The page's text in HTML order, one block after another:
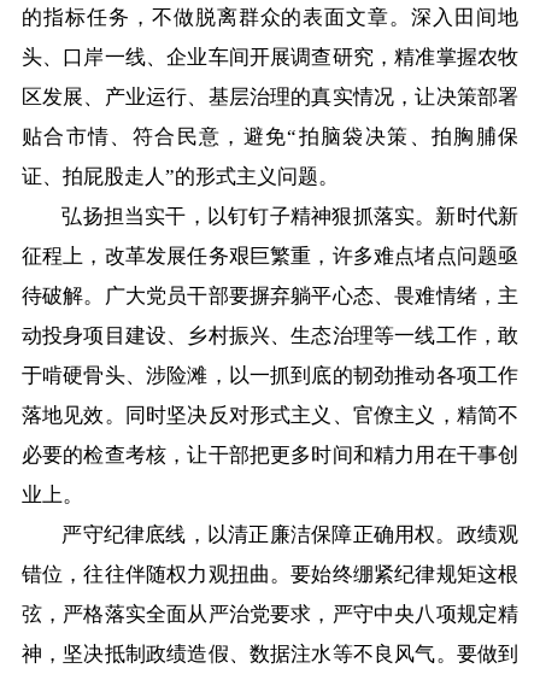
的指标任务，不做脱离群众的表面文章。深入田间地
头、口岸一线、企业车间开展调查研究，精准掌握农牧
区发展、产业运行、基层治理的真实情况，让决策部署
贴合市情、符合民意，避免“拍脑袋决策、拍胸脯保
证、拍屁股走人”的形式主义问题。
弘扬担当实干，以钉钉子精神狠抓落实。新时代新
征程上，改革发展任务艰巨繁重，许多难点堵点问题亟
待破解。广大党员干部要摒弃躺平心态、畏难情绪，主
动投身项目建设、乡村振兴、生态治理等一线工作，敢
于啃硬骨头、涉险滩，以一抓到底的韧劲推动各项工作
落地见效。同时坚决反对形式主义、官僚主义，精简不
必要的检查考核，让干部把更多时间和精力用在干事创
业上。
严守纪律底线，以清正廉洁保障正确用权。政绩观
错位，往往伴随权力观扭曲。要始终绷紧纪律规矩这根
弦，严格落实全面从严治党要求，严守中央八项规定精
神，坚决抵制政绩造假、数据注水等不良风气。要做到